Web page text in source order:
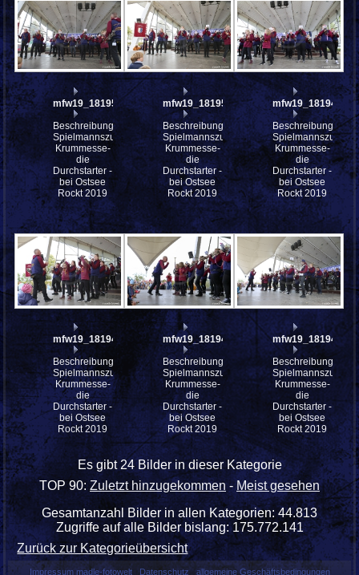
mfw19_181953
Beschreibung:
Spielmannszug
Krummesse-
die
Durchstarter -
bei Ostsee
Rockt 2019
mfw19_181951
Beschreibung:
Spielmannszug
Krummesse-
die
Durchstarter -
bei Ostsee
Rockt 2019
mfw19_181949
Beschreibung:
Spielmannszug
Krummesse-
die
Durchstarter -
bei Ostsee
Rockt 2019
mfw19_181948
Beschreibung:
Spielmannszug
Krummesse-
die
Durchstarter -
bei Ostsee
Rockt 2019
mfw19_181947
Beschreibung:
Spielmannszug
Krummesse-
die
Durchstarter -
bei Ostsee
Rockt 2019
mfw19_181946
Beschreibung:
Spielmannszug
Krummesse-
die
Durchstarter -
bei Ostsee
Rockt 2019
Es gibt 24 Bilder in dieser Kategorie
TOP 90:Zuletzt hinzugekommen-Meist gesehen
Gesamtanzahl Bilder in allen Kategorien: 44.813
Zugriffe auf alle Bilder bislang: 175.772.141
Zurück zur Kategorieübersicht
Impressum madle-fotowelt Datenschutz allgemeine Geschäftsbedingungen